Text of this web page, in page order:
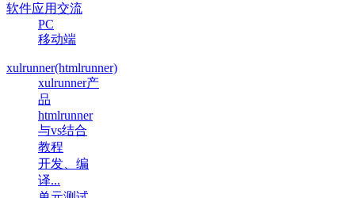
软件应用交流
PC
移动端
xulrunner(htmlrunner)
xulrunner产
品
htmlrunner
与vs结合
教程
开发、编
译...